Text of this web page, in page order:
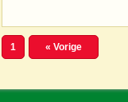
1 « Vorige